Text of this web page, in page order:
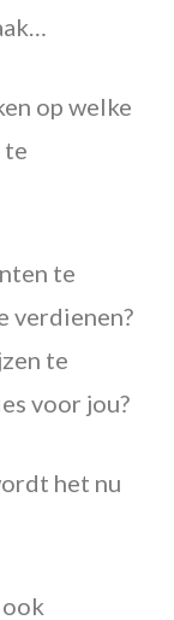
op welke
te
te
verdienen?
te
voor jou?
het nu